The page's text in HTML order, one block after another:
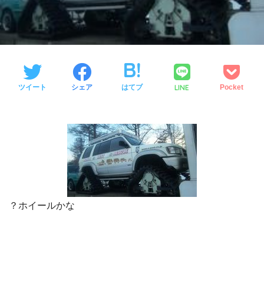
ツイート シェア はてブ LINE Pocket
？ホイールかな